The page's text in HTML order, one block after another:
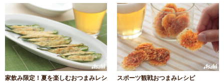
家飲み限定！夏を楽しむおつまみレシ
スポーツ観戦おつまみレシピ